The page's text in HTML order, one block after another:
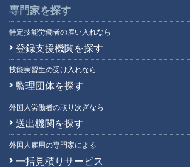
専門家を探す
特定技能労働者の雇い入れなら
登録支援機関を探す
技能実習生の受け入れなら
監理団体を探す
外国人労働者の取り次ぎなら
送出機関を探す
外国人雇用の専門家による
一括見積りサービス